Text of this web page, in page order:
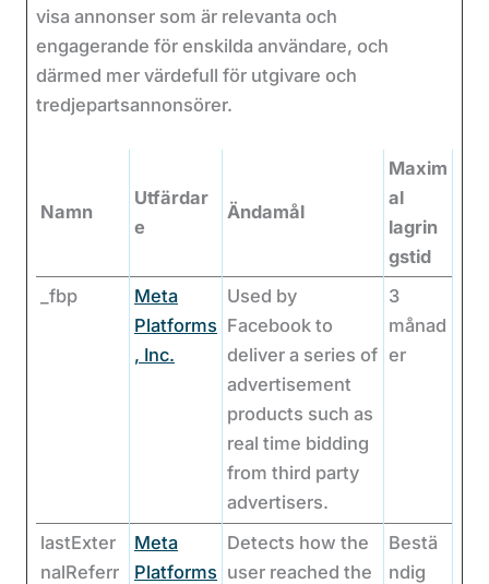
visa annonser som är relevanta och
engagerande för enskilda användare, och
därmed mer värdefull för utgivare och
tredjepartsannonsörer.
Namn
Utfärdar
e
Ändamål
Maxim
al
lagrin
gstid
_fbp
Meta
Platforms
, Inc.
Used by
Facebook to
deliver a series of
advertisement
products such as
real time bidding
from third party
advertisers.
3
månad
er
lastExter
nalReferr
Meta
Platforms
Detects how the
user reached the
Bestä
ndig